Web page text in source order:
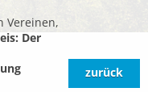
Vereinen,
Der
zurück